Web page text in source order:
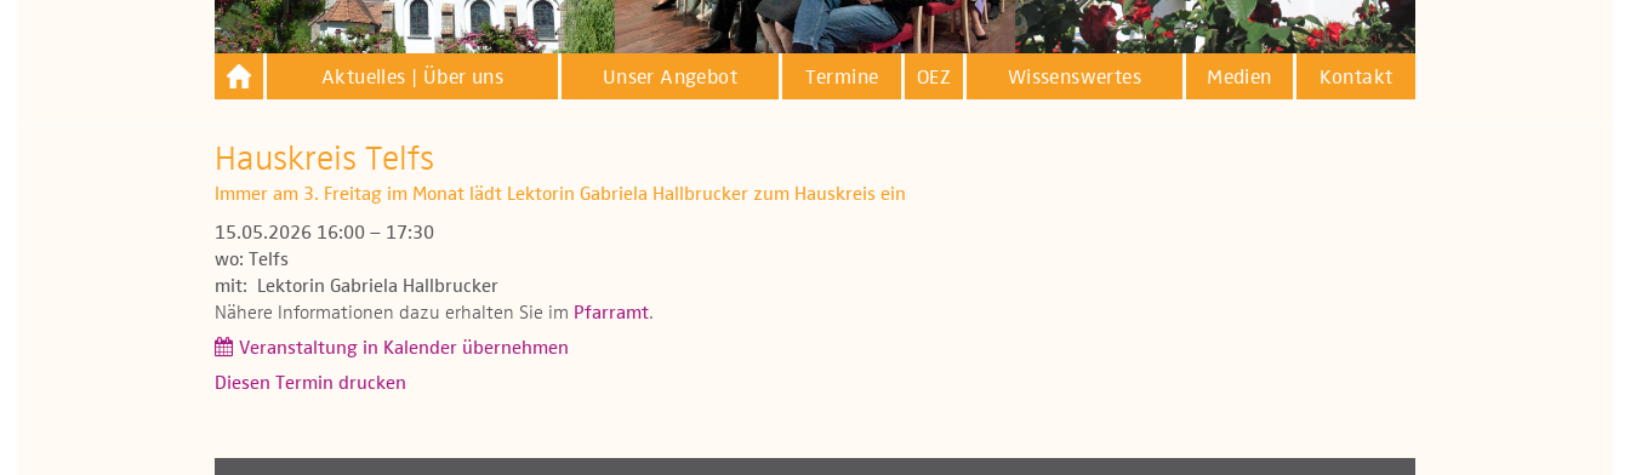
Aktuelles | Über uns Unser Angebot Termine OEZ Wissenswertes Medien Kontakt
Hauskreis Telfs
Immer am 3. Freitag im Monat lädt Lektorin Gabriela Hallbrucker zum Hauskreis ein
15.05.2026 16:00 – 17:30
wo: Telfs
mit: Lektorin Gabriela Hallbrucker
Nähere Informationen dazu erhalten Sie im Pfarramt.
Veranstaltung in Kalender übernehmen
Diesen Termin drucken